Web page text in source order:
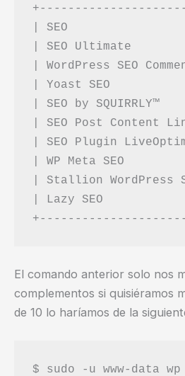
| SEO
| SEO Ultimate
| WordPress SEO
| Yoast SEO
| SEO by
| SEO Post
| SEO Plugin
| WP Meta SEO
| Stallion
| Lazy SEO
El comando anterior solo nos
complementos si quisiéramos
de 10 lo haríamos de la
$ sudo -u www-data